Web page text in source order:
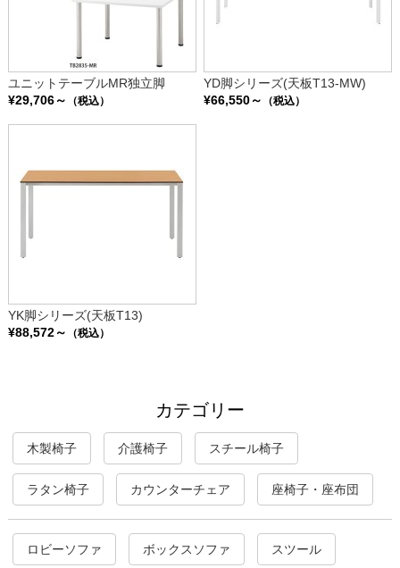
ユニットテーブルMR独立脚
¥29,706～
（税込）
YD脚シリーズ(天板T13-MW)
¥66,550～
（税込）
YK脚シリーズ(天板T13)
¥88,572～
（税込）
カテゴリー
木製椅子 介護椅子 スチール椅子
ラタン椅子 カウンターチェア 座椅子・座布団
ロビーソファ ボックスソファ スツール